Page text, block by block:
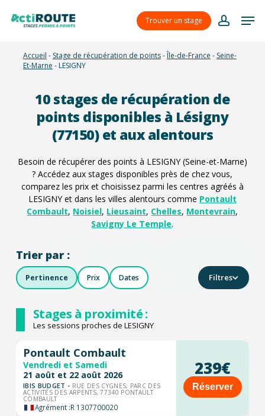
Trouver un stage
account
Accueil - Stage de récupération de points-Île-de-France - Seine-
Et-Marne - LESIGNY
10stages de récupération de
points disponibles à Lésigny
(77150) et aux alentours
Besoin de récupérer des points à LESIGNY (Seine-et-Marne)
? Accédez aux stages disponibles près de chez vous,
comparez les prix et choisissez parmi les centres agréés à
LESIGNY et dans les villes alentours comme Pontault
Combault, Noisiel, Lieusaint, Chelles, Montevrain,
Savigny Le Temple.
Trier par :
Pertinence Prix Dates Filtres
Stages à proximité :
Les sessions proches de LESIGNY
Pontault Combault
Vendredi et Samedi
21 août et 22 août 2026
IBIS BUDGET - RUE DES CYGNES, PARC DES
ACTIVITÉS DES ARPENTS, 77340 PONTAULT
COMBAULT
Agrément :R 1307700020
239€
Réserver